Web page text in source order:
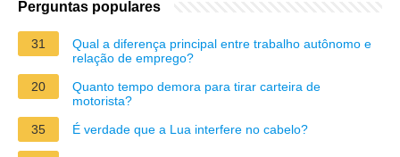
Perguntas populares
31
Qual a diferença principal entre trabalho autônomo e
relação de emprego?
20
Quanto tempo demora para tirar carteira de
motorista?
35
É verdade que a Lua interfere no cabelo?